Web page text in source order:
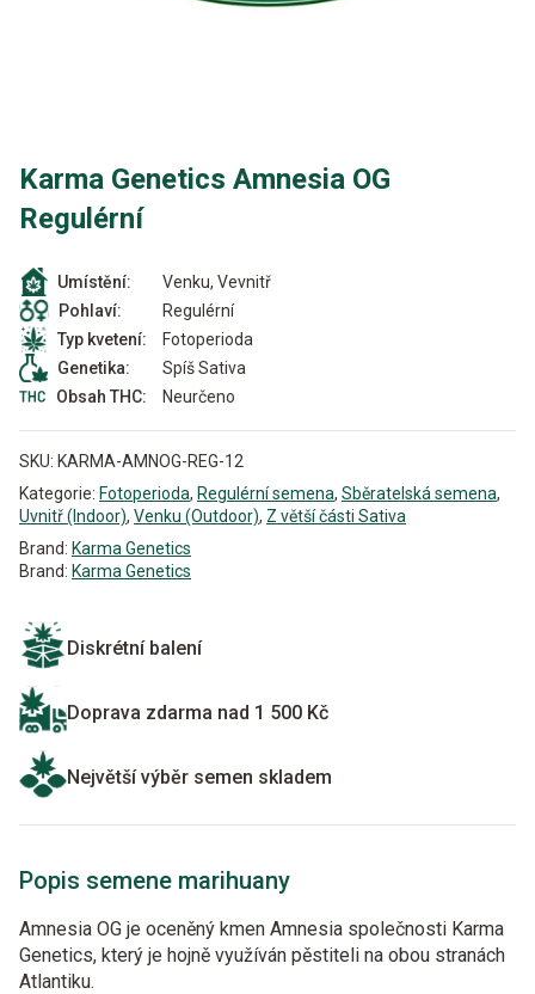
Karma Genetics Amnesia OG
Regulérní
Umístění:
Venku, Vevnitř
Pohlaví:
Regulérní
Typ kvetení:
Fotoperioda
Genetika:
Spíš Sativa
Obsah THC:
Neurčeno
SKU: KARMA-AMNOG-REG-12
Kategorie: Fotoperioda, Regulérní semena, Sběratelská semena,
Uvnitř (Indoor), Venku (Outdoor), Z větší části Sativa
Brand: Karma Genetics
Brand: Karma Genetics
Diskrétní balení
Doprava zdarma nad 1 500 Kč
Největší výběr semen skladem
Popis semene marihuany
Amnesia OG je oceněný kmen Amnesia společnosti Karma
Genetics, který je hojně využíván pěstiteli na obou stranách
Atlantiku.